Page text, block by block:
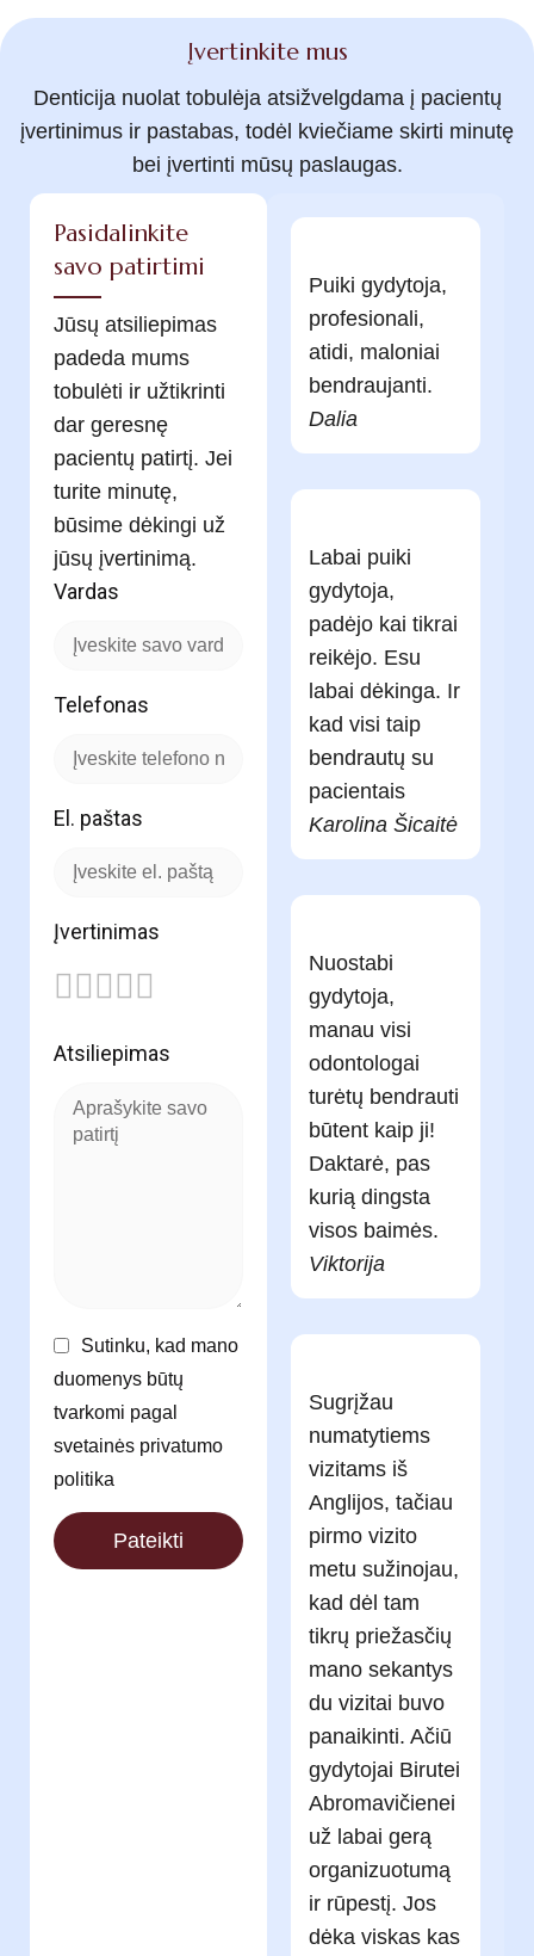
Įvertinkite mus
Denticija nuolat tobulėja atsižvelgdama į pacientų
įvertinimus ir pastabas, todėl kviečiame skirti minutę
bei įvertinti mūsų paslaugas.
Pasidalinkite
savo patirtimi
Jūsų atsiliepimas
padeda mums
tobulėti ir užtikrinti
dar geresnę
pacientų patirtį. Jei
turite minutę,
būsime dėkingi už
jūsų įvertinimą.
Vardas
Telefonas
El. paštas
Įvertinimas
Atsiliepimas
Sutinku, kad mano
duomenys būtų
tvarkomi pagal
svetainės privatumo
politika
Pateikti
Puiki gydytoja,
profesionali,
atidi, maloniai
bendraujanti.
Dalia
Labai puiki
gydytoja,
padėjo kai tikrai
reikėjo. Esu
labai dėkinga. Ir
kad visi taip
bendrautų su
pacientais
Karolina Šicaitė
Nuostabi
gydytoja,
manau visi
odontologai
turėtų bendrauti
būtent kaip ji!
Daktarė, pas
kurią dingsta
visos baimės.
Viktorija
Sugrįžau
numatytiems
vizitams iš
Anglijos, tačiau
pirmo vizito
metu sužinojau,
kad dėl tam
tikrų priežasčių
mano sekantys
du vizitai buvo
panaikinti. Ačiū
gydytojai Birutei
Abromavičienei
už labai gerą
organizuotumą
ir rūpestį. Jos
dėka viskas kas